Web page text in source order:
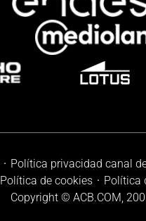
Política privacidad canal
Política de cookies
Política
Copyright © ACB.COM,